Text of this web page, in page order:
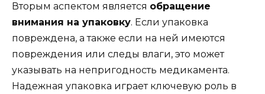
Вторым аспектом является обращение
внимания на упаковку. Если упаковка
повреждена, а также если на ней имеются
повреждения или следы влаги, это может
указывать на непригодность медикамента.
Надежная упаковка играет ключевую роль в